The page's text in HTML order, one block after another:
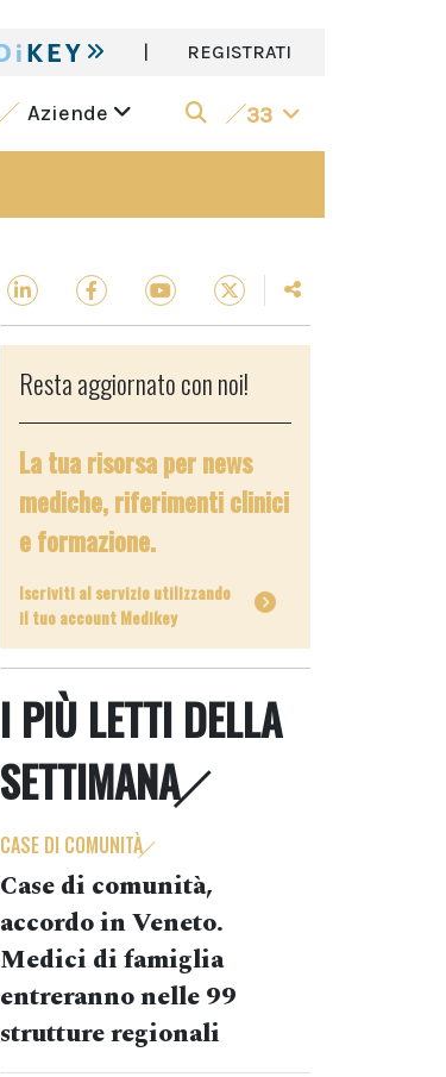
| REGISTRATI
Aziende 33
Resta aggiornato con noi!
La tua risorsa per news
mediche, riferimenti clinici
e formazione.
Iscriviti al servizio utilizzando
il tuo account Medikey
I PIÙ LETTI DELLA
SETTIMANA
CASE DI COMUNITÀ
Case di comunità,
accordo in Veneto.
Medici di famiglia
entreranno nelle 99
strutture regionali